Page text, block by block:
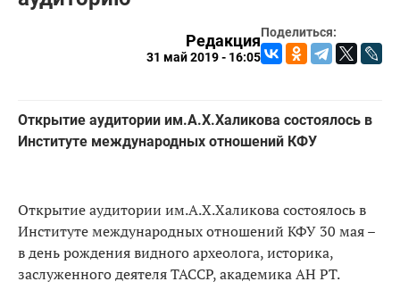
Поделиться:
Редакция
31 май 2019 - 16:05
Открытие аудитории им.А.Х.Халикова состоялось в
Институте международных отношений КФУ
Открытие аудитории им.А.Х.Халикова состоялось в
Институте международных отношений КФУ 30 мая –
в день рождения видного археолога, историка,
заслуженного деятеля ТАССР, академика АН РТ.